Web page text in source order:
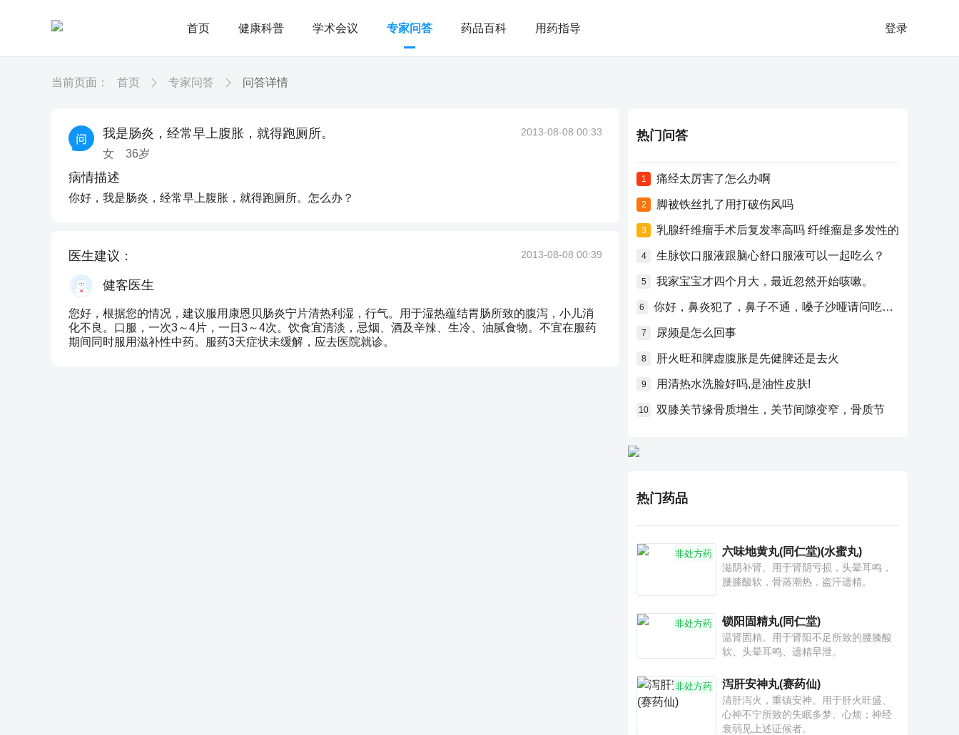
首页 健康科普 学术会议 专家问答 药品百科 用药指导 登录
当前页面： 首页 专家问答 问答详情
我是肠炎，经常早上腹胀，就得跑厕所。
女 36岁
2013-08-08 00:33
病情描述
你好，我是肠炎，经常早上腹胀，就得跑厕所。怎么办？
医生建议： 2013-08-08 00:39
健客医生
您好，根据您的情况，建议服用康恩贝肠炎宁片清热利湿，行气。用于湿热蕴结胃肠所致的腹泻，小儿消
化不良。口服，一次3～4片，一日3～4次。饮食宜清淡，忌烟、酒及辛辣、生冷、油腻食物。不宜在服药
期间同时服用滋补性中药。服药3天症状未缓解，应去医院就诊。
热门问答
1 痛经太厉害了怎么办啊
2 脚被铁丝扎了用打破伤风吗
3 乳腺纤维瘤手术后复发率高吗 纤维瘤是多发性的
4 生脉饮口服液跟脑心舒口服液可以一起吃么？
5 我家宝宝才四个月大，最近忽然开始咳嗽。
6 你好，鼻炎犯了，鼻子不通，嗓子沙哑请问吃什么药比较好？
7 尿频是怎么回事
8 肝火旺和脾虚腹胀是先健脾还是去火
9 用清热水洗脸好吗,是油性皮肤!
10 双膝关节缘骨质增生，关节间隙变窄，骨质节
热门药品
非处方药 六味地黄丸(同仁堂)(水蜜丸)
滋阴补肾。用于肾阴亏损，头晕耳鸣，
腰膝酸软，骨蒸潮热，盗汗遗精。
非处方药 锁阳固精丸(同仁堂)
温肾固精。用于肾阳不足所致的腰膝酸
软、头晕耳鸣、遗精早泄。
非处方药 泻肝安神丸(赛药仙)
清肝泻火，重镇安神。用于肝火旺盛、
心神不宁所致的失眠多梦、心烦；神经
衰弱见上述证候者。